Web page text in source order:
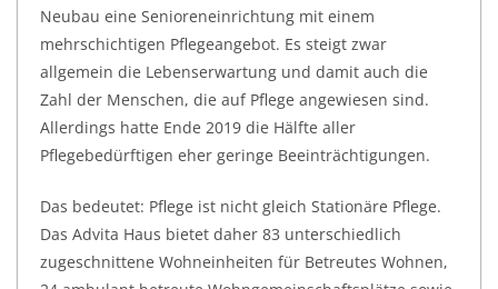
Neubau eine Senioreneinrichtung mit einem
mehrschichtigen Pflegeangebot. Es steigt zwar
allgemein die Lebenserwartung und damit auch die
Zahl der Menschen, die auf Pflege angewiesen sind.
Allerdings hatte Ende 2019 die Hälfte aller
Pflegebedürftigen eher geringe Beeinträchtigungen.
Das bedeutet: Pflege ist nicht gleich Stationäre Pflege.
Das Advita Haus bietet daher 83 unterschiedlich
zugeschnittene Wohneinheiten für Betreutes Wohnen,